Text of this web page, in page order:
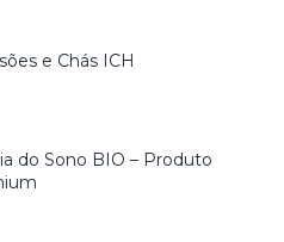
e Chás ICH
do Sono BIO – Produto